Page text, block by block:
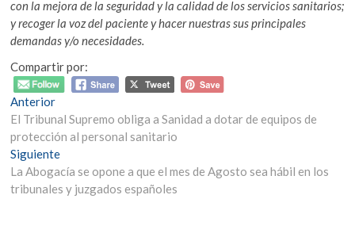
con la mejora de la seguridad y la calidad de los servicios sanitarios;
y recoger la voz del paciente y hacer nuestras sus principales
demandas y/o necesidades.
Compartir por:
Navegación
de
entradas
AnteriorEntrada
anterior:
El Tribunal Supremo obliga a Sanidad a dotar de equipos de
protección al personal sanitario
SiguienteEntrada
siguiente:
La Abogacía se opone a que el mes de Agosto sea hábil en los
tribunales y juzgados españoles